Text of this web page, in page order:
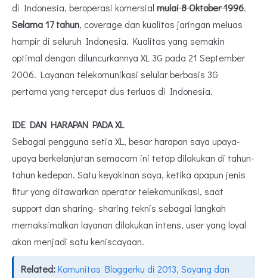
di Indonesia, beroperasi komersial mulai 8 Oktober 1996.
Selama 17 tahun, coverage dan kualitas jaringan meluas
hampir di seluruh Indonesia. Kualitas yang semakin
optimal dengan diluncurkannya XL 3G pada 21 September
2006. Layanan telekomunikasi selular berbasis 3G
pertama yang tercepat dus terluas di Indonesia.
IDE DAN HARAPAN PADA XL
Sebagai pengguna setia XL, besar harapan saya upaya-
upaya berkelanjutan semacam ini tetap dilakukan di tahun-
tahun kedepan. Satu keyakinan saya, ketika apapun jenis
fitur yang ditawarkan operator telekomunikasi, saat
support dan sharing- sharing teknis sebagai langkah
memaksimalkan layanan dilakukan intens, user yang loyal
akan menjadi satu keniscayaan.
Related:Komunitas Bloggerku di 2013, Sayang dan